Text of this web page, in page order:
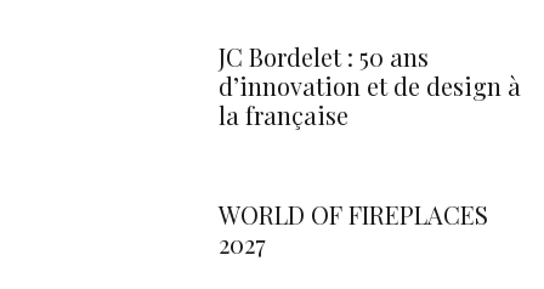
JC Bordelet : 50 ans
d’innovation et de design à
la française
WORLD OF FIREPLACES
2027